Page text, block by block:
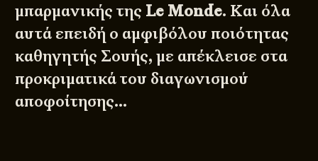
μπαρμανικής της Le Monde. Και όλα
αυτά επειδή ο αμφιβόλου ποιότητας
καθηγητής Σουής, με απέκλεισε στα
προκριματικά του διαγωνισμού
αποφοίτησης…